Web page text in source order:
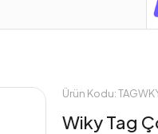
Ürün Kodu:
Wiky Tag